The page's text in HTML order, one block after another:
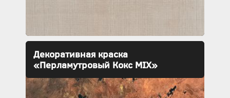
Декоративная краска
«Перламутровый Кокс MIX»